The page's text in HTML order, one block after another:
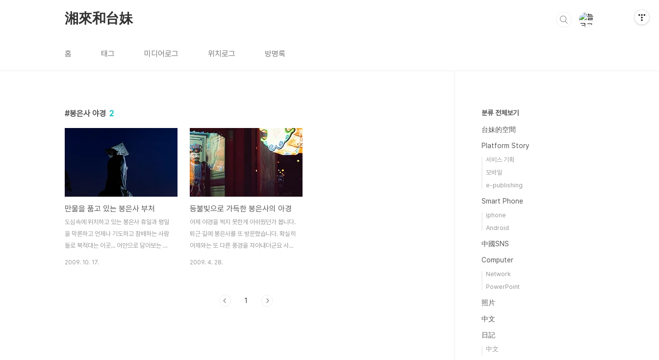
湘來和台妹
홈 태그 미디어로그 위치로그 방명록
봉은사 야경 2
만물을 품고 있는 봉은사 부처
도심속에 위치하고 있는 봉은사 휴일과 평일
을 막론하고 언제나 기도하고 참배하는 사람
들로 북적대는 이곳... 어안으로 담아보는 야
2009. 10. 17.
등불빛으로 가득한 봉은사의 아경
어제 야경을 찍지 못한게 아쉬웠던가 봅니다.
퇴근 길에 봉은사를 또 방문했습니다. 확실히
어제와는 또 다른 풍경을 자아내더군요 사진
습보다는 위엄을 갖춘 온화한 수호자의 모습
2009. 4. 28.
1
분류 전체보기
台妹的空間
Platform Story
서비스 기획
모바일
e-publishing
Smart Phone
iphone
Android
中國SNS
Computer
Network
PowerPoint
照片
中文
日記
中文